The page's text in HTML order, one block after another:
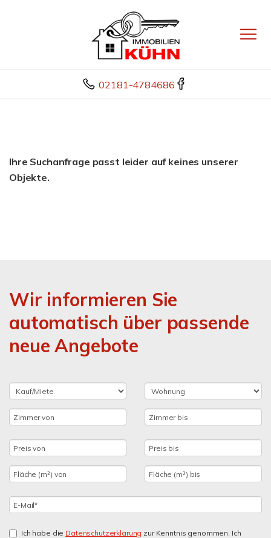
02181-4784686
Ihre Suchanfrage passt leider auf keines unserer
Objekte.
Wir informieren Sie
automatisch über passende
neue Angebote
Ich habe die Datenschutzerklärung zur Kenntnis genommen. Ich